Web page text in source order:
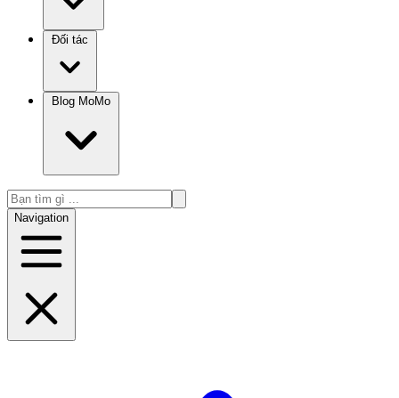
Đối tác
Blog MoMo
Navigation